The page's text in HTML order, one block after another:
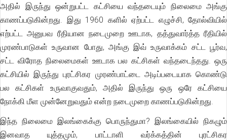
அதில் இருந்து ஒன்றுபட்ட கட்சியை வந்தடையும் நிலைமை அங்கு
காணப்படுகின்றது. இது 1960 களில் ஏற்பட்ட எழுச்சி, தோல்வியில்
எற்பட்ட அனுபவ ரீதியான நடைமுறை ஊடாக, தத்துவார்த்த ரீதியில்
முரண்பாடுகள் உருவான போது, அங்கு இவ் உருவாக்கம் சட்ட பூர்வ,
சட்ட விரோத நிலைமைகள் ஊடாக பல கட்சிகள் வந்தடைந்தது. ஒரு
கட்சியில் இருந்து புரட்சிகர முரண்பாட்டை அடிப்படையாக கொண்டு
பல கட்சிகள் உருவாகுவதும், அதில் இருந்து ஒரு ஒரே கட்சியை
நோக்கி மீள முன்னேறுவதும் என்ற நடைமுறை காணப்படுகின்றது.
இந்த நிலைமை இலங்கைக்கு பொருந்துமா? இலங்கையில் நிகழும்
இனவாத யுத்தமும், பாட்டாளி வர்க்கத்தின் புரட்சிகர